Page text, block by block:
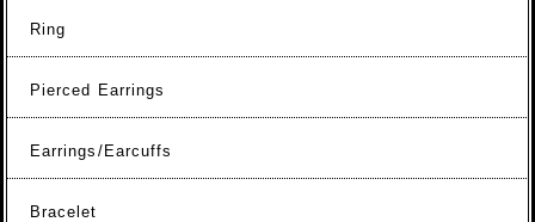
Ring
Pierced Earrings
Earrings/Earcuffs
Bracelet